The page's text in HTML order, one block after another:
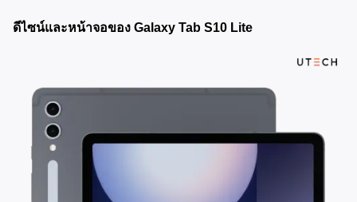
ดีไซน์และหน้าจอของ Galaxy Tab S10 Lite